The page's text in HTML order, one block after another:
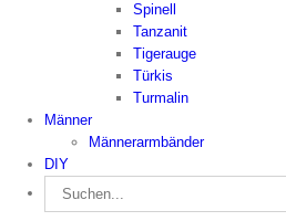
Spinell
Tanzanit
Tigerauge
Türkis
Turmalin
Männer
Männerarmbänder
DIY
Suche
nach: